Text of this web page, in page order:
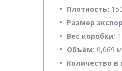
Плотность:
Размер
Вес коробки:
Объём: 0,069
Количество в